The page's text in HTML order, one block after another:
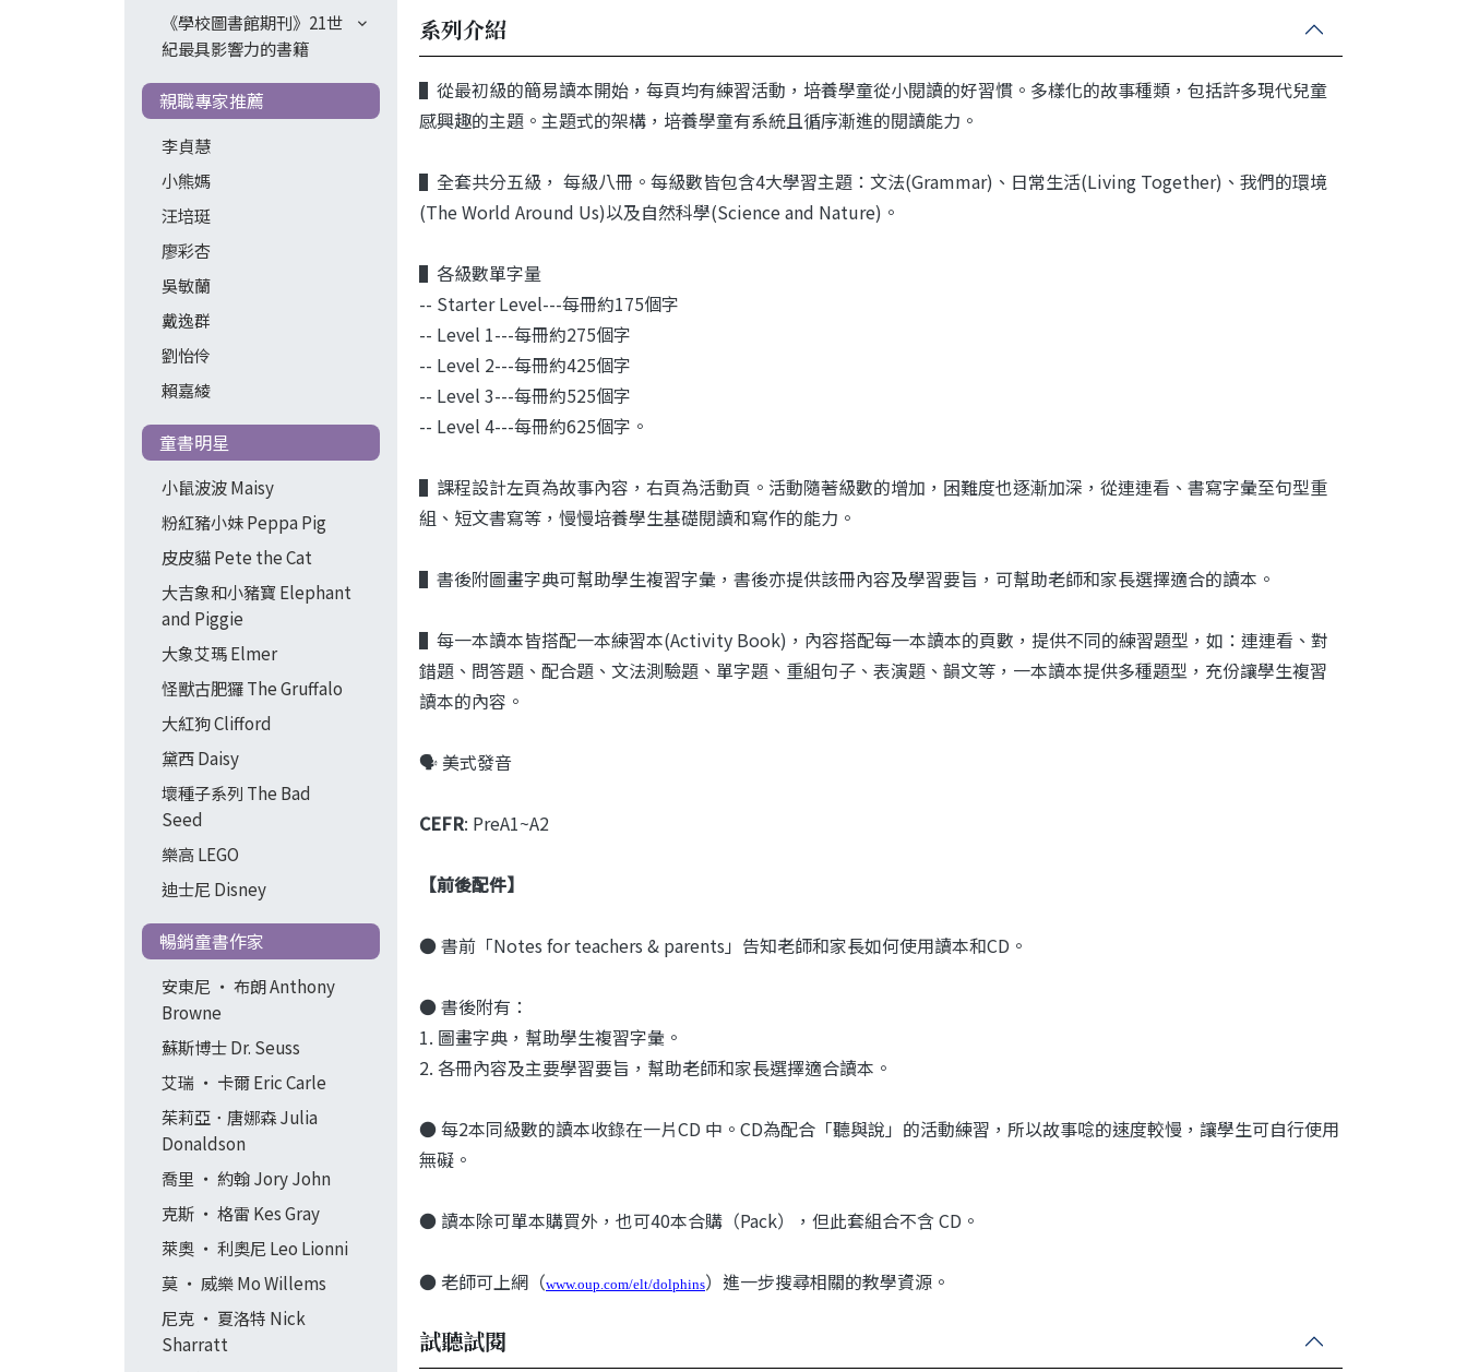
《學校圖書館期刊》21世
紀最具影響力的書籍
親職專家推薦
李貞慧
小熊媽
汪培珽
廖彩杏
吳敏蘭
戴逸群
劉怡伶
賴嘉綾
童書明星
小鼠波波 Maisy
粉紅豬小妹 Peppa Pig
皮皮貓 Pete the Cat
大吉象和小豬寶 Elephant
and Piggie
大象艾瑪 Elmer
怪獸古肥玀 The Gruffalo
大紅狗 Clifford
黛西 Daisy
壞種子系列 The Bad
Seed
樂高 LEGO
迪士尼 Disney
暢銷童書作家
安東尼 ‧ 布朗 Anthony
Browne
蘇斯博士 Dr. Seuss
艾瑞 ‧ 卡爾 Eric Carle
茱莉亞．唐娜森 Julia
Donaldson
喬里 ‧ 約翰 Jory John
克斯 ‧ 格雷 Kes Gray
萊奧 ‧ 利奧尼 Leo Lionni
莫 ‧ 威樂 Mo Willems
尼克 ‧ 夏洛特 Nick
Sharratt
系列介紹
▌從最初級的簡易讀本開始，每頁均有練習活動，培養學童從小閱讀的好習慣。多樣化的故事種類，包括許多現代兒童
感興趣的主題。主題式的架構，培養學童有系統且循序漸進的閱讀能力。
▌全套共分五級， 每級八冊。每級數皆包含4大學習主題：文法(Grammar)、日常生活(Living Together)、我們的環境
(The World Around Us)以及自然科學(Science and Nature)。
▌各級數單字量
-- Starter Level---每冊約175個字
-- Level 1---每冊約275個字
-- Level 2---每冊約425個字
-- Level 3---每冊約525個字
-- Level 4---每冊約625個字。
▌課程設計左頁為故事內容，右頁為活動頁。活動隨著級數的增加，困難度也逐漸加深，從連連看、書寫字彙至句型重
組、短文書寫等，慢慢培養學生基礎閱讀和寫作的能力。
▌書後附圖畫字典可幫助學生複習字彙，書後亦提供該冊內容及學習要旨，可幫助老師和家長選擇適合的讀本。
▌每一本讀本皆搭配一本練習本(Activity Book)，內容搭配每一本讀本的頁數，提供不同的練習題型，如：連連看、對
錯題、問答題、配合題、文法測驗題、單字題、重組句子、表演題、韻文等，一本讀本提供多種題型，充份讓學生複習
讀本的內容。
🗣️ 美式發音
CEFR: PreA1~A2
【前後配件】
● 書前「Notes for teachers & parents」告知老師和家長如何使用讀本和CD。
● 書後附有：
1. 圖畫字典，幫助學生複習字彙。
2. 各冊內容及主要學習要旨，幫助老師和家長選擇適合讀本。
● 每2本同級數的讀本收錄在一片CD 中。CD為配合「聽與說」的活動練習，所以故事唸的速度較慢，讓學生可自行使用
無礙。
● 讀本除可單本購買外，也可40本合購（Pack），但此套組合不含 CD。
● 老師可上網（www.oup.com/elt/dolphins）進一步搜尋相關的教學資源。
試聽試閱